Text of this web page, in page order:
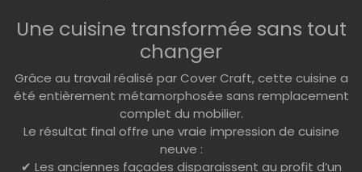
Une cuisine transformée sans tout
changer
Grâce au travail réalisé par Cover Craft, cette cuisine a
été entièrement métamorphosée sans remplacement
complet du mobilier.
Le résultat final offre une vraie impression de cuisine
neuve :
✔ Les anciennes façades disparaissent au profit d’un